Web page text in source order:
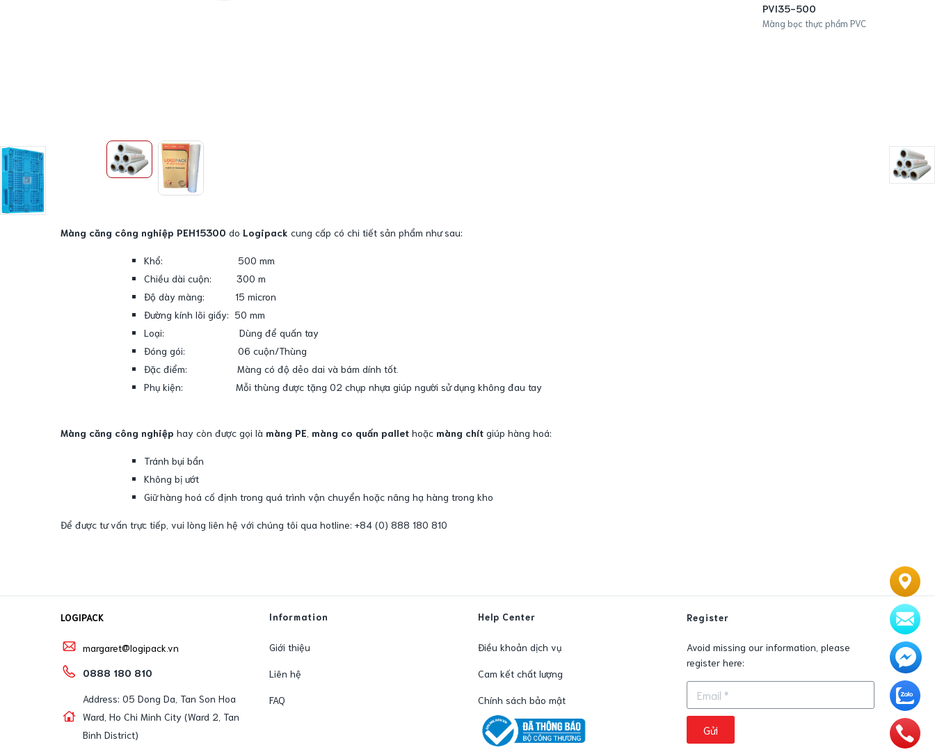
Màng căng công nghiệp PEH15300 do Logipack cung cấp có chi tiết sản phẩm như sau:
Khổ: 500 mm
Chiều dài cuộn: 300 m
Độ dày màng: 15 micron
Đường kính lõi giấy: 50 mm
Loại: Dùng để quấn tay
Đóng gói: 06 cuộn/Thùng
Đặc điểm: Màng có độ dẻo dai và bám dính tốt.
Phụ kiện: Mỗi thùng được tặng 02 chụp nhựa giúp người sử dụng không đau tay
Màng căng công nghiệp hay còn được gọi là màng PE màng co quấn pallet hoặc màng chít giúp hàng hoá:
Tránh bụi bẩn
Không bị ướt
Giữ hàng hoá cố định trong quá trình vận chuyển hoặc nâng hạ hàng trong kho
Để được tư vấn trực tiếp, vui lòng liên hệ với chúng tôi qua hotline: +84 (0) 888 180 810
PVI35-500
Màng bọc thực phẩm PVC
LOGIPACK
margaret@logipack.vn
0888 180 810
Address: 05 Dong Da, Tan Son Hoa
Ward, Ho Chi Minh City (Ward 2, Tan
Binh District)
Information
Giới thiệu
Liên hệ
FAQ
Help Center
Điều khoản dịch vụ
Cam kết chất lượng
Chính sách bảo mật
Register
Avoid missing our information, please
register here:
Gửi
0